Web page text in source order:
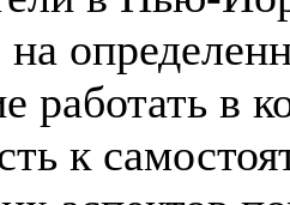
работать в
к